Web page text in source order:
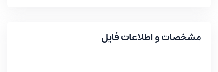
مشخصات و اطلاعات فایل